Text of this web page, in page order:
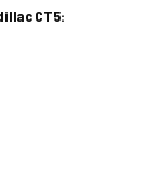
CT5: